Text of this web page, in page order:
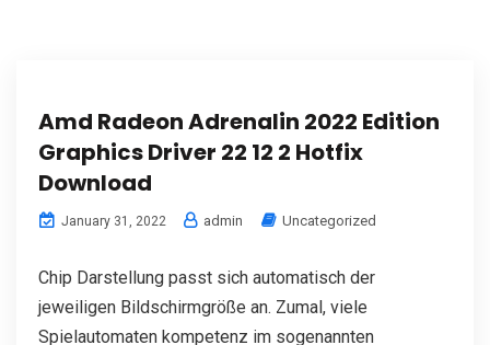
Amd Radeon Adrenalin 2022 Edition
Graphics Driver 22 12 2 Hotfix
Download
January 31, 2022 admin Uncategorized
Chip Darstellung passt sich automatisch der
jeweiligen Bildschirmgröße an. Zumal, viele
Spielautomaten kompetenz im sogenannten